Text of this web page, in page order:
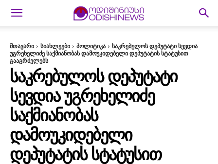
მთავარი სიახლეები პოლიტიკა
საკრებულოს დეპუტატი სევდია
უგრეხელიძე საქმიანობას დამოუკიდებელი დეპუტატის სტატუსით
გააგრძელებს
ᲡᲐᲙᲠᲔᲑᲣᲚᲝᲡ ᲓᲔᲞᲣᲢᲐᲢᲘ
ᲡᲔᲕᲓᲘᲐ ᲣᲒᲠᲔᲮᲔᲚᲘᲫᲔ
ᲡᲐᲥᲛᲘᲐᲜᲝᲑᲐᲡ
ᲓᲐᲛᲝᲣᲙᲘᲓᲔᲑᲔᲚᲘ
ᲓᲔᲞᲣᲢᲐᲢᲘᲡ ᲡᲢᲐᲢᲣᲡᲘᲗ